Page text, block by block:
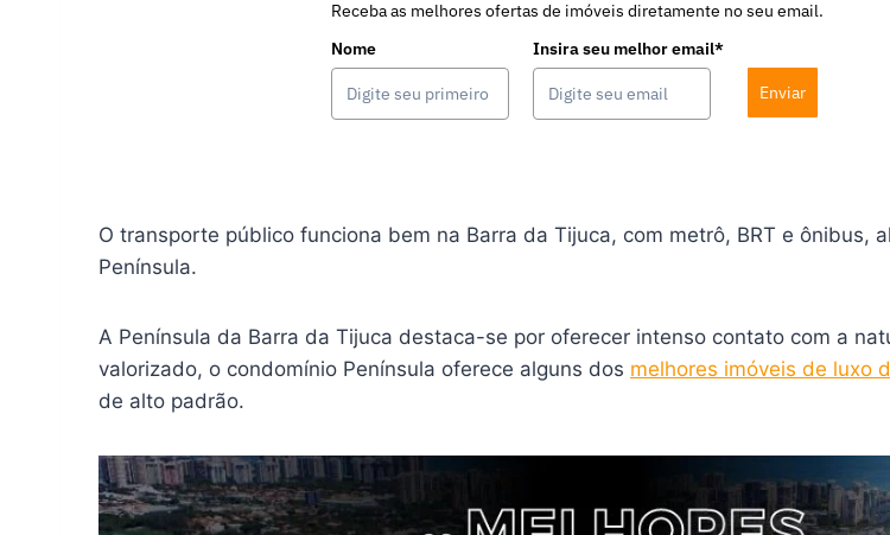
Receba as melhores ofertas de imóveis diretamente no seu email.
Nome
Insira seu melhor email*
Enviar
O transporte público funciona bem na Barra da Tijuca, com metrô, BRT e
Península.
A Península da Barra da Tijuca destaca-se por oferecer intenso contato com a
valorizado, o condomínio Península oferece alguns dos melhores imóveis de luxo
de alto padrão.